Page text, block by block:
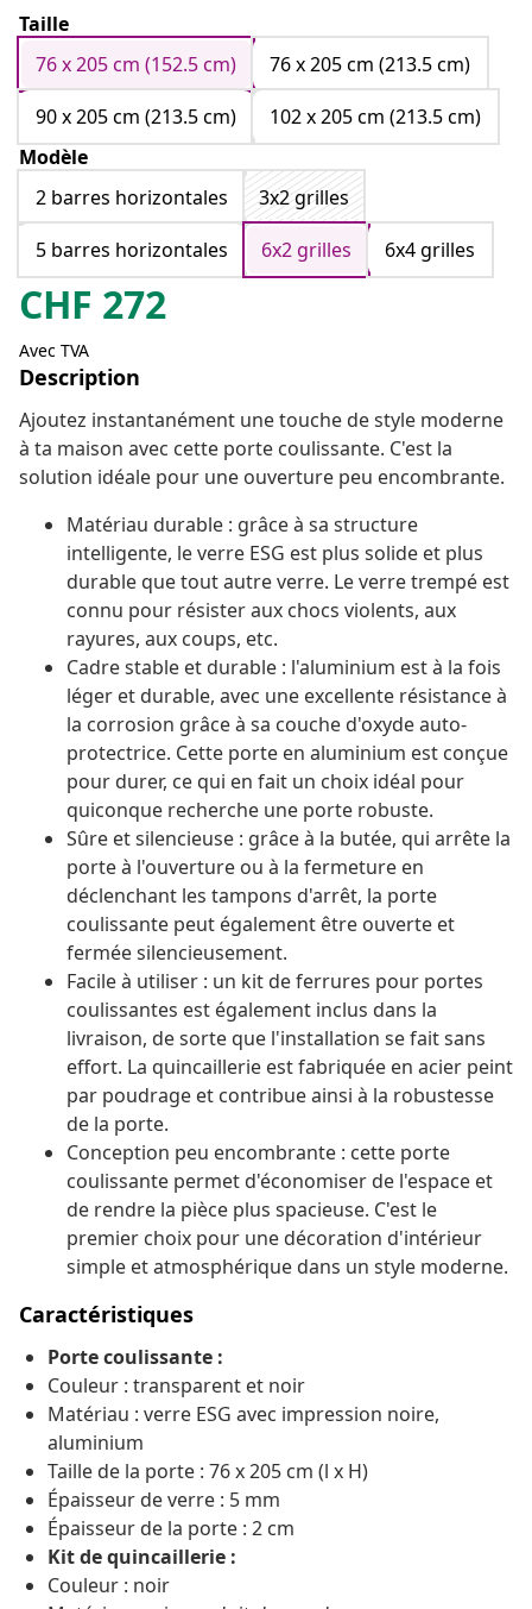
Taille
76 x 205 cm (152.5 cm)
76 x 205 cm (213.5 cm)
90 x 205 cm (213.5 cm)
102 x 205 cm (213.5 cm)
Modèle
2 barres horizontales
3x2 grilles
5 barres horizontales
6x2 grilles 6x4 grilles
CHF 272
Avec TVA
Description
Ajoutez instantanément une touche de style moderne
à ta maison avec cette porte coulissante. C'est la
solution idéale pour une ouverture peu encombrante.
Matériau durable : grâce à sa structure
intelligente, le verre ESG est plus solide et plus
durable que tout autre verre. Le verre trempé est
connu pour résister aux chocs violents, aux
rayures, aux coups, etc.
Cadre stable et durable : l'aluminium est à la fois
léger et durable, avec une excellente résistance à
la corrosion grâce à sa couche d'oxyde auto-
protectrice. Cette porte en aluminium est conçue
pour durer, ce qui en fait un choix idéal pour
quiconque recherche une porte robuste.
Sûre et silencieuse : grâce à la butée, qui arrête la
porte à l'ouverture ou à la fermeture en
déclenchant les tampons d'arrêt, la porte
coulissante peut également être ouverte et
fermée silencieusement.
Facile à utiliser : un kit de ferrures pour portes
coulissantes est également inclus dans la
livraison, de sorte que l'installation se fait sans
effort. La quincaillerie est fabriquée en acier peint
par poudrage et contribue ainsi à la robustesse
de la porte.
Conception peu encombrante : cette porte
coulissante permet d'économiser de l'espace et
de rendre la pièce plus spacieuse. C'est le
premier choix pour une décoration d'intérieur
simple et atmosphérique dans un style moderne.
Caractéristiques
Porte coulissante :
Couleur : transparent et noir
Matériau : verre ESG avec impression noire,
aluminium
Taille de la porte : 76 x 205 cm (l x H)
Épaisseur de verre : 5 mm
Épaisseur de la porte : 2 cm
Kit de quincaillerie :
Couleur : noir